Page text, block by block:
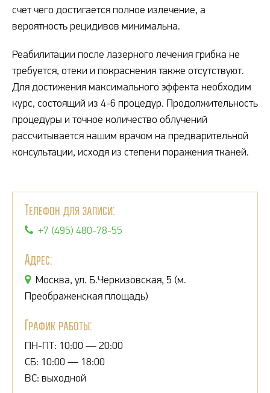
счет чего достигается полное излечение, а
вероятность рецидивов минимальна.
Реабилитации после лазерного лечения грибка не
требуется, отеки и покраснения также отсутствуют.
Для достижения максимального эффекта необходим
курс, состоящий из 4-6 процедур. Продолжительность
процедуры и точное количество облучений
рассчитывается нашим врачом на предварительной
консультации, исходя из степени поражения тканей.
Телефон для записи:
+7 (495) 480-78-55
Адрес:
Москва, ул. Б.Черкизовская, 5 (м.
Преображенская площадь)
График работы:
ПН-ПТ: 10:00 — 20:00
СБ: 10:00 — 18:00
ВС: выходной